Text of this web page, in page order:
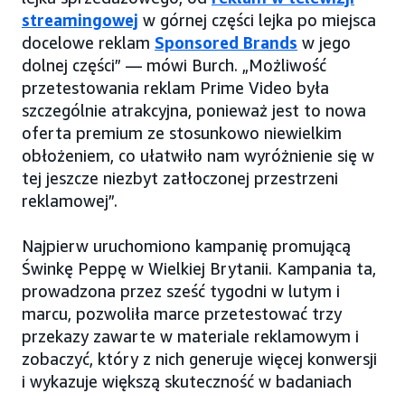
streamingowej w górnej części lejka po miejsca
docelowe reklam Sponsored Brands w jego
dolnej części” — mówi Burch. „Możliwość
przetestowania reklam Prime Video była
szczególnie atrakcyjna, ponieważ jest to nowa
oferta premium ze stosunkowo niewielkim
obłożeniem, co ułatwiło nam wyróżnienie się w
tej jeszcze niezbyt zatłoczonej przestrzeni
reklamowej”.
Najpierw uruchomiono kampanię promującą
Świnkę Peppę w Wielkiej Brytanii. Kampania ta,
prowadzona przez sześć tygodni w lutym i
marcu, pozwoliła marce przetestować trzy
przekazy zawarte w materiale reklamowym i
zobaczyć, który z nich generuje więcej konwersji
i wykazuje większą skuteczność w badaniach